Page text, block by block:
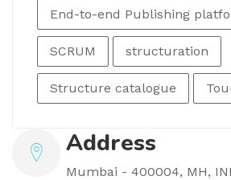
End-to-end Publishing
SCRUM structuration
Structure catalogue
Address
Mumbai - 400004, MH,